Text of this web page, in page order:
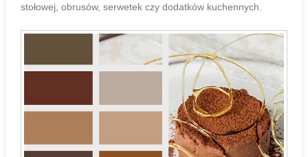
stołowej, obrusów, serwetek czy dodatków kuchennych.